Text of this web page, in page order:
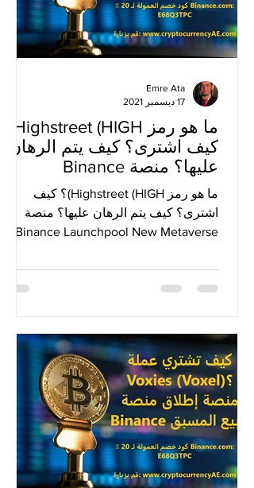
كيف اشترى؟ كيف يتم الرهان
عليها؟ منصة Binance
Launchpool New Metaverse
ما هو رمز Highstreet (HIGH)؟ كيف
اشترى؟ كيف يتم الرهان عليها؟ منصة
Binance Launchpool New Metaverse
Emre Ata
17 ديسمبر 2021